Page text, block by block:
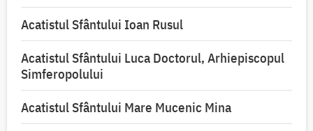
Acatistul Sfântului Ioan Rusul
Acatistul Sfântului Luca Doctorul, Arhiepiscopul
Simferopolului
Acatistul Sfântului Mare Mucenic Mina